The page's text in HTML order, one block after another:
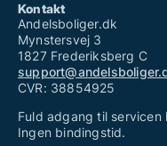
Kontakt
Andelsboliger.dk
Mynstersvej 3
1827 Frederiksberg C
CVR: 38854925
Fuld adgang til
Ingen bindingstid.